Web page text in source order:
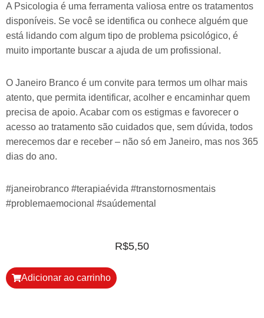
A Psicologia é uma ferramenta valiosa entre os tratamentos
disponíveis. Se você se identifica ou conhece alguém que
está lidando com algum tipo de problema psicológico, é
muito importante buscar a ajuda de um profissional.
O Janeiro Branco é um convite para termos um olhar mais
atento, que permita identificar, acolher e encaminhar quem
precisa de apoio. Acabar com os estigmas e favorecer o
acesso ao tratamento são cuidados que, sem dúvida, todos
merecemos dar e receber – não só em Janeiro, mas nos 365
dias do ano.
#janeirobranco #terapiaévida #transtornosmentais
#problemaemocional #saúdemental
R$5,50
Adicionar ao carrinho